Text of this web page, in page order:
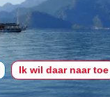
Ik wil daar naar toe